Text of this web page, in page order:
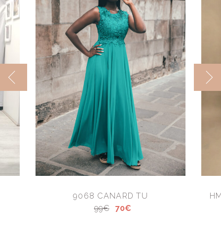
9068 CANARD TU
99€
70€